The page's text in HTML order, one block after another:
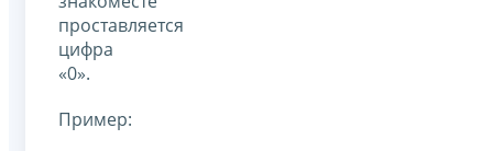
проставляется
цифра
«0».
Пример: